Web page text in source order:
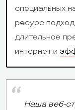
специальных
ресурс
длительное
интернет и
Наша веб-